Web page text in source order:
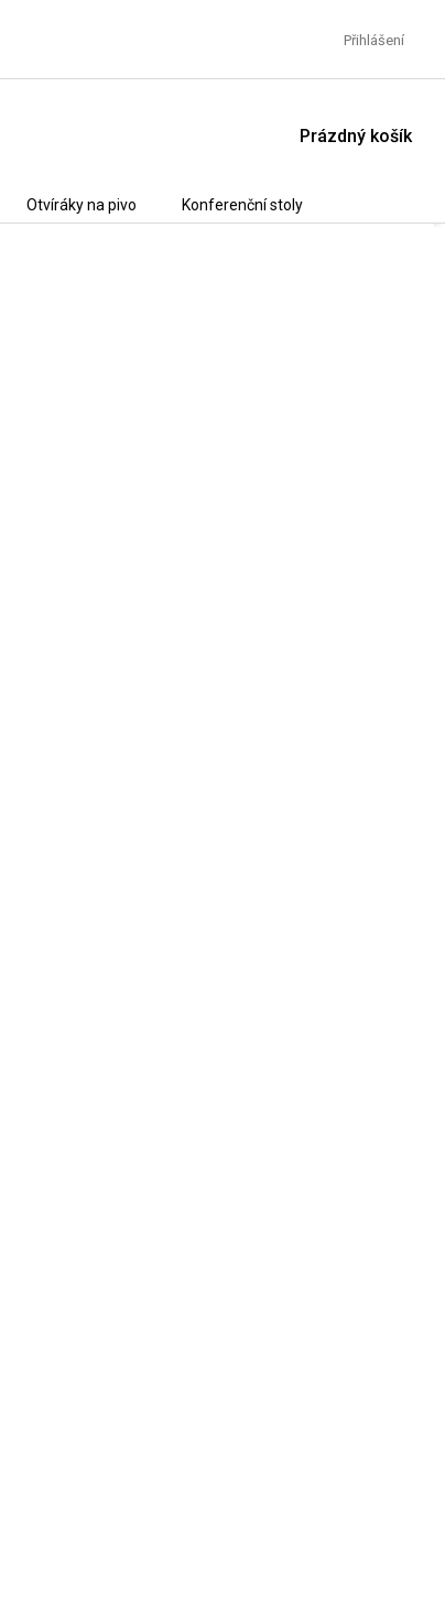
Přihlášení
NÁKUPNÍ
Prázdný košík
Otvíráky na pivo Konferenční stoly